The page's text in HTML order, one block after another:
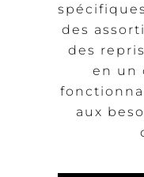
des
des
en un
aux